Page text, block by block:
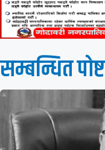
सम्बन्धित पाेष्ट